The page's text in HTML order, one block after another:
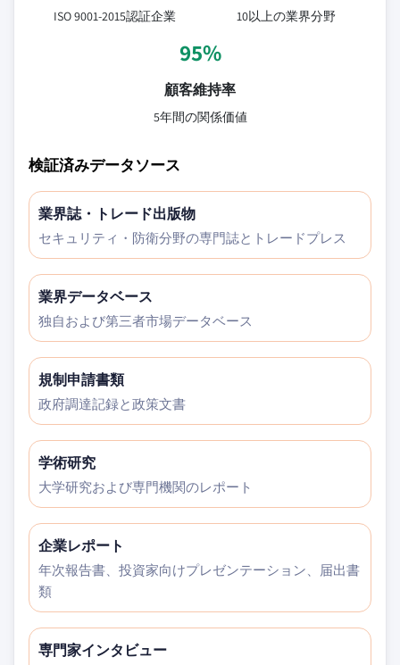
ISO 9001-2015認証企業 10以上の業界分野
95%
顧客維持率
5年間の関係価値
検証済みデータソース
業界誌・トレード出版物
セキュリティ・防衛分野の専門誌とトレードプレス
業界データベース
独自および第三者市場データベース
規制申請書類
政府調達記録と政策文書
学術研究
大学研究および専門機関のレポート
企業レポート
年次報告書、投資家向けプレゼンテーション、届出書
類
専門家インタビュー